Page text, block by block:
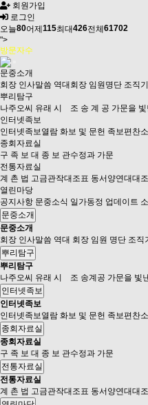
회원가입
로그인
오늘80어제 115최대426전체 61702
">
방문자수
문중소개
회장 인사말씀 역대회장 임원명단 조직
뿌리탐구
나주오씨 유래 시 조 송 계 공 가문을
인터넷족보
인터넷족보열람 화보 및 문헌 족보편찬
종회자료실
구 족 보 대 종 보 관수정과 가문
전통자료실
계 촌 법 고금관작대조표 동서양연대대
열린마당
공지사항 문중소식 일가동정 업데이트
문중소개
문중소개
회장 인사말씀 역대 회장 임원 명단 조직
뿌리탐구
뿌리탐구
나주오씨 유래 시 조 송계공 가문을 빛
인터넷족보
인터넷족보
인터넷족보열람 화보 및 문헌 족보편찬
종회자료실
종회자료실
구 족 보 대 종 보 관수정과 가문
전통자료실
전통자료실
계 촌 법 고금관작대조표 동서양연대대